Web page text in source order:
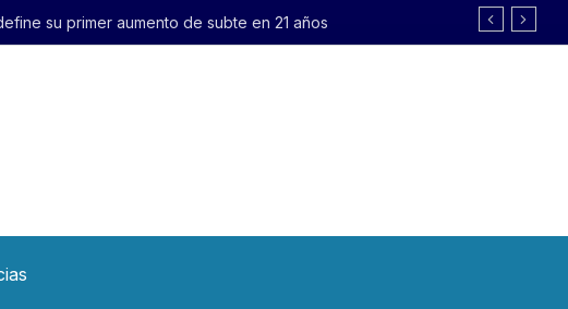
su primer aumento de subte en 21 años